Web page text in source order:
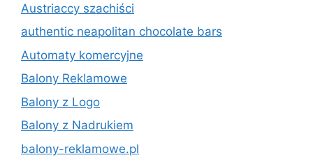
Austriaccy szachiści
authentic neapolitan chocolate bars
Automaty komercyjne
Balony Reklamowe
Balony z Logo
Balony z Nadrukiem
balony-reklamowe.pl